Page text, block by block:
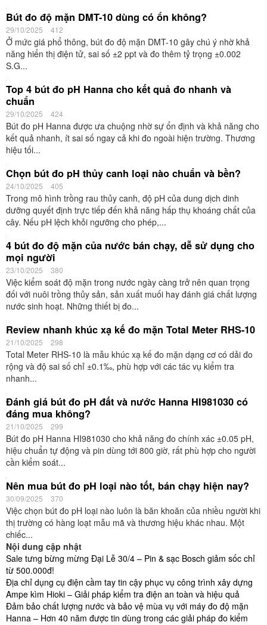
Bút đo độ mặn DMT-10 dùng có ổn không?
29/10/2025 412
Ở mức giá phổ thông, bút đo độ mặn DMT-10 gây chú ý nhờ khả
năng hiển thị điện tử, sai số ±2 ppt và đo thêm tỷ trọng ±0.002
S.G...
Top 4 bút đo pH Hanna cho kết quả đo nhanh và
chuẩn
29/10/2025 424
Bút đo pH Hanna được ưa chuộng nhờ sự ổn định và khả năng cho
kết quả nhanh, ít sai số ngay cả khi đo ngoài hiện trường. Thương
hiệu tối...
Chọn bút đo pH thủy canh loại nào chuẩn và bền?
24/10/2025 405
Trong mô hình trồng rau thủy canh, độ pH của dung dịch dinh
dưỡng quyết định trực tiếp đến khả năng hấp thụ khoáng chất của
cây. Nếu pH lệch khỏi ngưỡng cho phép,...
4 bút đo độ mặn của nước bán chạy, dễ sử dụng cho
mọi người
23/10/2025 380
Việc kiểm soát độ mặn trong nước ngày càng trở nên quan trọng
đối với nuôi trồng thủy sản, sản xuất muối hay đánh giá chất lượng
nước sinh hoạt. Những thiết bị đo...
Review nhanh khúc xạ kế đo mặn Total Meter RHS-10
21/10/2025 298
Total Meter RHS-10 là mẫu khúc xạ kế đo mặn dạng cơ có dải đo
rộng và độ sai số chỉ ±0.1‰, phù hợp với các tác vụ kiểm tra
nhanh...
Đánh giá bút đo pH đất và nước Hanna HI981030 có
đáng mua không?
21/10/2025 299
Bút đo pH Hanna HI981030 cho khả năng đo chính xác ±0.05 pH,
hiệu chuẩn tự động và pin dùng tới 800 giờ, rất phù hợp cho người
cần kiểm soát...
Nên mua bút đo pH loại nào tốt, bán chạy hiện nay?
30/09/2025 370
Việc chọn bút đo pH loại nào luôn là băn khoăn của nhiều người khi
thị trường có hàng loạt mẫu mã và thương hiệu khác nhau. Một
chiếc...
Nội dung cập nhật
Sale tưng bừng mừng Đại Lễ 30/4 – Pin & sạc Bosch giảm sốc chỉ
từ 500.000đ!
Địa chỉ dụng cụ điện cầm tay tin cậy phục vụ công trình xây dựng
Ampe kìm Hioki – Giải pháp kiểm tra điện an toàn và hiệu quả
Đảm bảo chất lượng nước và bảo vệ mùa vụ với máy đo độ mặn
Hanna – Hơn 40 năm được tin dùng trong các giải pháp đo kiểm